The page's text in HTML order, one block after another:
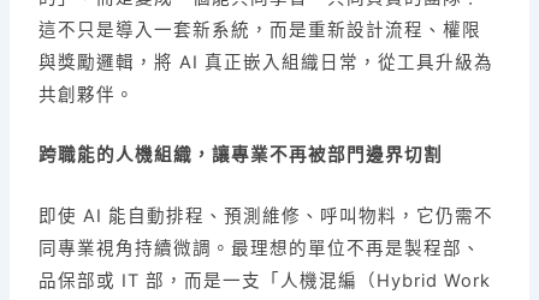
這不只是導入一套新系統，而是重新設計流程、權限
與獎勵邏輯，將 AI 真正嵌入組織日常，從工具升級為
共創夥伴。
跨職能的人機組織，讓專業不再被部門邊界切割
即使 AI 能自動排程、預測維修、呼叫物料，它仍需不
同專業視角持續微調。最理想的單位不再是製程部、
品保部或 IT 部，而是一支「人機混編（Hybrid Work